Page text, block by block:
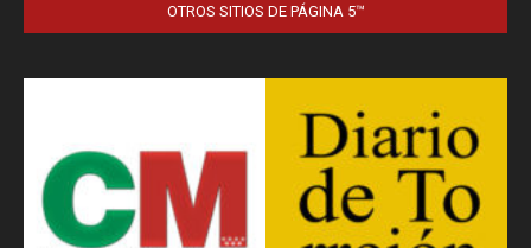
OTROS SITIOS DE PÁGINA 5™